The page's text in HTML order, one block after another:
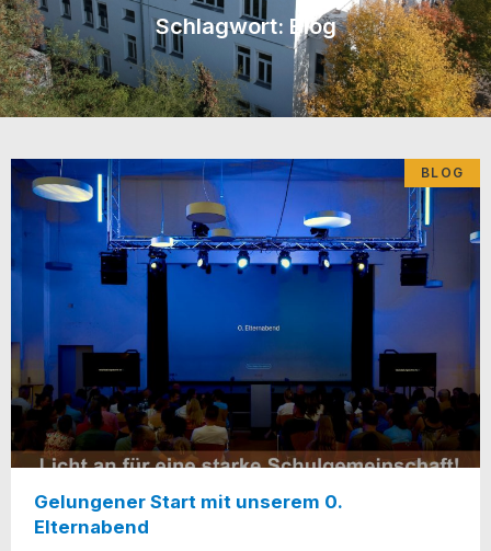
Schlagwort: Blog
BLOG
Gelungener Start mit unserem 0.
Elternabend